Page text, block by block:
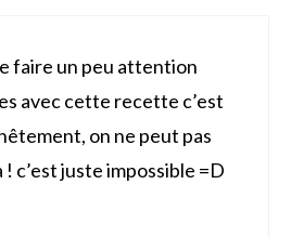
faire un peu attention
avec cette recette c’est
on ne peut pas
c’est juste impossible =D